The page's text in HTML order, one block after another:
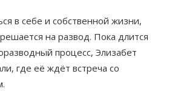
в себе и собственной жизни,
на развод. Пока длится
процесс, Элизабет
где её ждёт встреча со